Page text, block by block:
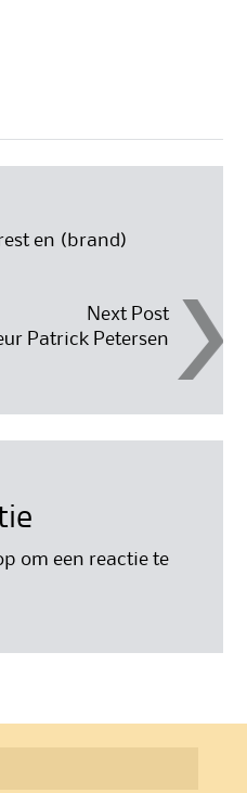
en (brand)
Next Post
Patrick Petersen
om een reactie te